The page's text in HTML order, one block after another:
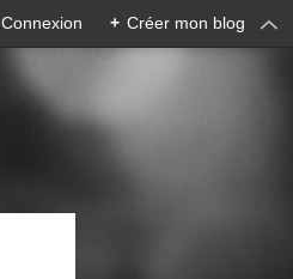
Connexion + Créer mon blog